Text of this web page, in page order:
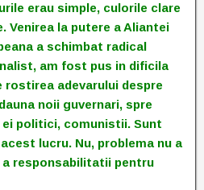
erau simple, culorile clare
Venirea la putere a Aliantei
a schimbat radical
am fost pus in dificila
adevarului despre
noii guvernari, spre
politici, comunistii. Sunt
lucru. Nu, problema nu a
responsabilitatii pentru